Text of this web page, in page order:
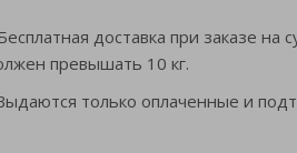
доставка при заказе на
превышать 10 кг.
только оплаченные и